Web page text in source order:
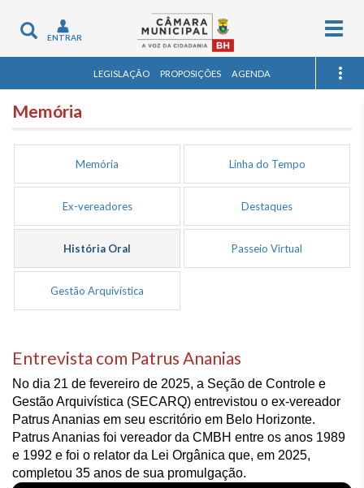
Toggle
navigation
ENTRAR
LEGISLAÇÃO PROPOSIÇÕES AGENDA
Memória
Memória Linha do Tempo
Ex-vereadores Destaques
História Oral Passeio Virtual
Gestão Arquivística
Entrevista com Patrus Ananias
No dia 21 de fevereiro de 2025, a Seção de Controle e
Gestão Arquivística (SECARQ) entrevistou o ex-vereador
Patrus Ananias em seu escritório em Belo Horizonte.
Patrus Ananias foi vereador da CMBH entre os anos 1989
e 1992 e foi o relator da Lei Orgânica que, em 2025,
completou 35 anos de sua promulgação.